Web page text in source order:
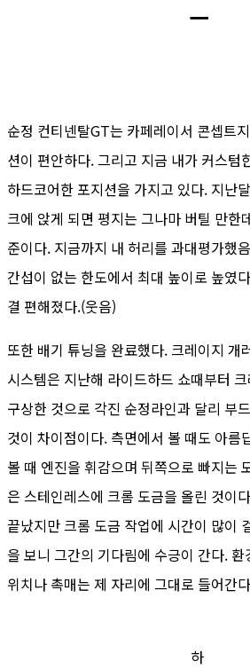
ㅡ
순정 컨티넨탈GT는 카페레이서 콘셉트
션이 편안하다. 그리고 지금 내가 커스텀
하드코어한 포지션을 가지고 있다. 지난
크에 앉게 되면 평지는 그나마 버틸 만한
준이다. 지금까지 내 허리를 과대평가했
간섭이 없는 한도에서 최대 높이로 높였
결 편해졌다.(웃음)
또한 배기 튜닝을 완료했다. 크레이지 개
시스템은 지난해 라이드하드 쇼때부터
구상한 것으로 각진 순정라인과 달리 부
것이 차이점이다. 측면에서 볼 때도 아름
볼 때 엔진을 휘감으며 뒤쪽으로 빠지는
은 스테인레스에 크롬 도금을 올린 것이
끝났지만 크롬 도금 작업에 시간이 많이
을 보니 그간의 기다림에 수긍이 간다.
위치나 촉매는 제 자리에 그대로 들어간
하